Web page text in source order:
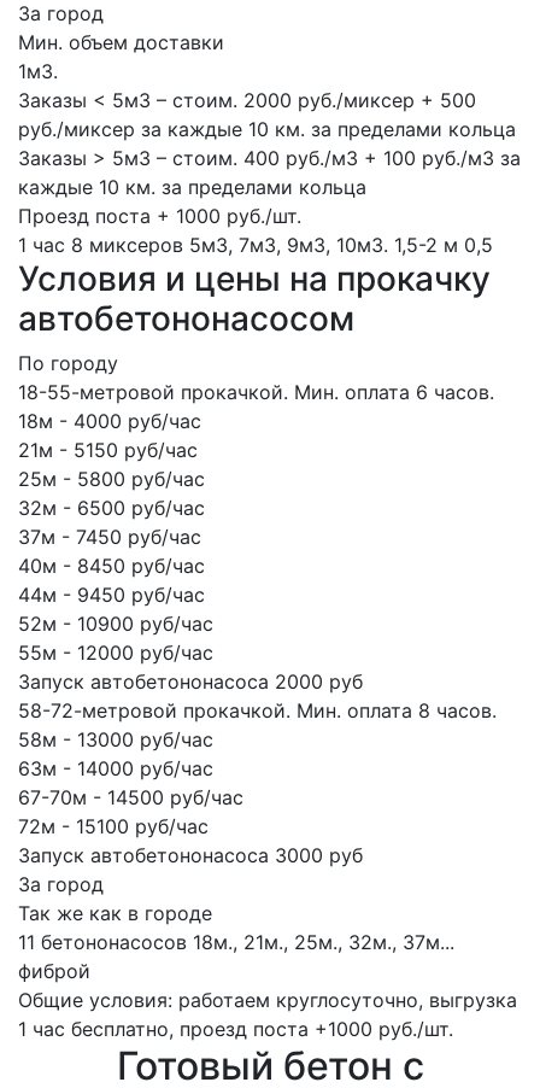
За город
Мин. объем доставки
1м3.
Заказы < 5м3 – стоим. 2000 руб./миксер + 500
руб./миксер за каждые 10 км. за пределами кольца
Заказы > 5м3 – стоим. 400 руб./м3 + 100 руб./м3 за
каждые 10 км. за пределами кольца
Проезд поста + 1000 руб./шт.
1 час 8 миксеров 5м3, 7м3, 9м3, 10м3. 1,5-2 м 0,5
Условия и цены на прокачку
автобетононасосом
По городу
18-55-метровой прокачкой. Мин. оплата 6 часов.
18м - 4000 руб/час
21м - 5150 руб/час
25м - 5800 руб/час
32м - 6500 руб/час
37м - 7450 руб/час
40м - 8450 руб/час
44м - 9450 руб/час
52м - 10900 руб/час
55м - 12000 руб/час
Запуск автобетононасоса 2000 руб
58-72-метровой прокачкой. Мин. оплата 8 часов.
58м - 13000 руб/час
63м - 14000 руб/час
67-70м - 14500 руб/час
72м - 15100 руб/час
Запуск автобетононасоса 3000 руб
За город
Так же как в городе
11 бетононасосов 18м., 21м., 25м., 32м., 37м...
фиброй
Общие условия: работаем круглосуточно, выгрузка
1 час бесплатно, проезд поста +1000 руб./шт.
Готовый бетон с